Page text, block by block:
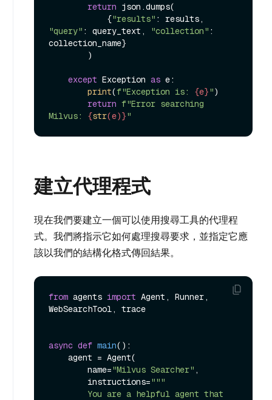
return json.dumps(
            {
"results"
"query" : query_text, "collection" :
collection_name}
except Exception as e:
print(f"Exception is: {e}")
return f"Error searching
Milvus: {str(e)}"
建立代理程式
現在我們要建立一個可以使用搜尋工具的代理程
式。我們將指示它如何處理搜尋要求，並指定它應
該以我們的結構化格式傳回結果。
from agents import Agent, Runner,
WebSearchTool, trace
async def main():
        name=
"Milvus Searcher" ,
        instructions=
"""